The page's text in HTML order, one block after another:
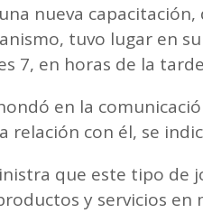
nueva
tuvo lugar en
7, en horas de la
en la
relación con él, se
que este tipo de
y servicios en